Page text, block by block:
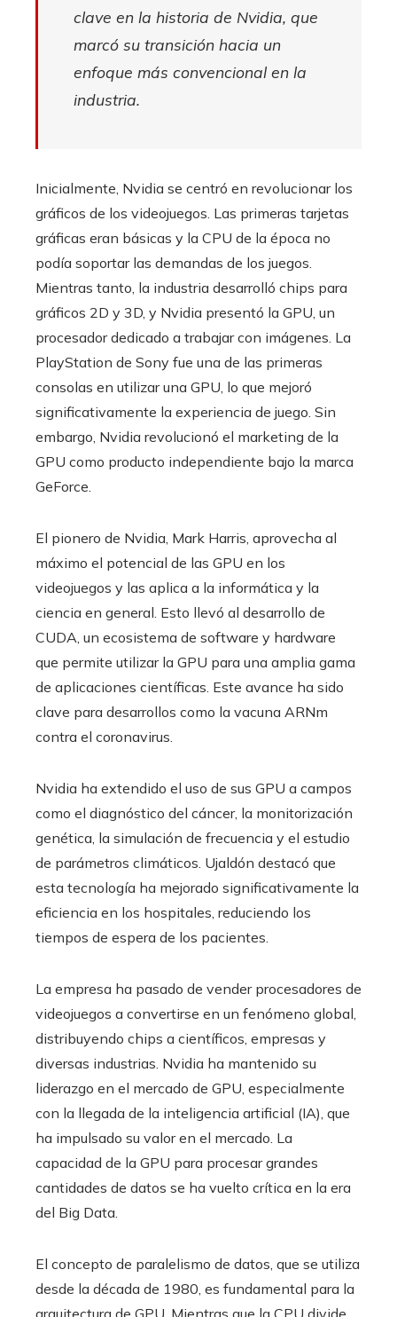
clave en la historia de Nvidia, que
marcó su transición hacia un
enfoque más convencional en la
industria.
Inicialmente, Nvidia se centró en revolucionar los
gráficos de los videojuegos. Las primeras tarjetas
gráficas eran básicas y la CPU de la época no
podía soportar las demandas de los juegos.
Mientras tanto, la industria desarrolló chips para
gráficos 2D y 3D, y Nvidia presentó la GPU, un
procesador dedicado a trabajar con imágenes. La
PlayStation de Sony fue una de las primeras
consolas en utilizar una GPU, lo que mejoró
significativamente la experiencia de juego. Sin
embargo, Nvidia revolucionó el marketing de la
GPU como producto independiente bajo la marca
GeForce.
El pionero de Nvidia, Mark Harris, aprovecha al
máximo el potencial de las GPU en los
videojuegos y las aplica a la informática y la
ciencia en general. Esto llevó al desarrollo de
CUDA, un ecosistema de software y hardware
que permite utilizar la GPU para una amplia gama
de aplicaciones científicas. Este avance ha sido
clave para desarrollos como la vacuna ARNm
contra el coronavirus.
Nvidia ha extendido el uso de sus GPU a campos
como el diagnóstico del cáncer, la monitorización
genética, la simulación de frecuencia y el estudio
de parámetros climáticos. Ujaldón destacó que
esta tecnología ha mejorado significativamente la
eficiencia en los hospitales, reduciendo los
tiempos de espera de los pacientes.
La empresa ha pasado de vender procesadores de
videojuegos a convertirse en un fenómeno global,
distribuyendo chips a científicos, empresas y
diversas industrias. Nvidia ha mantenido su
liderazgo en el mercado de GPU, especialmente
con la llegada de la inteligencia artificial (IA), que
ha impulsado su valor en el mercado. La
capacidad de la GPU para procesar grandes
cantidades de datos se ha vuelto crítica en la era
del Big Data.
El concepto de paralelismo de datos, que se utiliza
desde la década de 1980, es fundamental para la
arquitectura de GPU. Mientras que la CPU divide